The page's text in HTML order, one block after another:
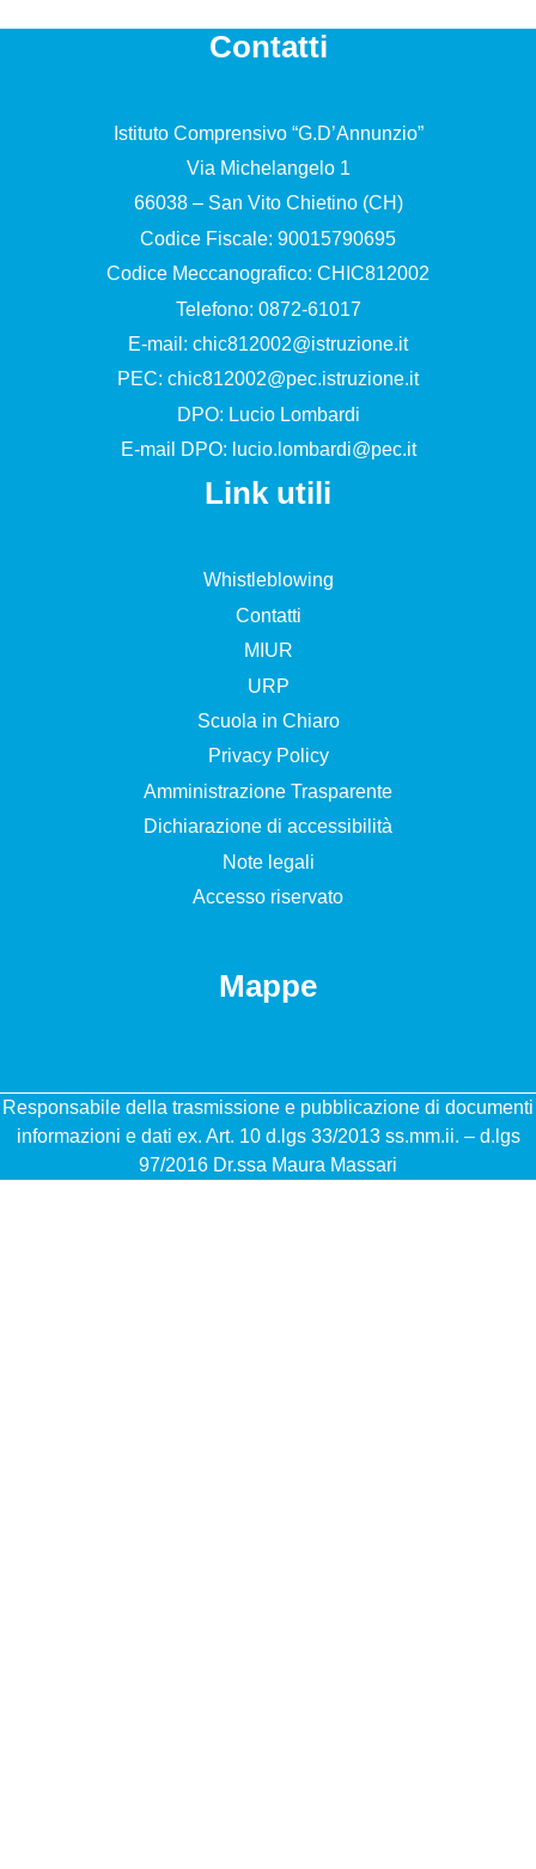
Contatti
Istituto Comprensivo “G.D’Annunzio”
Via Michelangelo 1
66038 – San Vito Chietino (CH)
Codice Fiscale: 90015790695
Codice Meccanografico: CHIC812002
Telefono: 0872-61017
E-mail: chic812002@istruzione.it
PEC: chic812002@pec.istruzione.it
DPO: Lucio Lombardi
E-mail DPO: lucio.lombardi@pec.it
Link utili
Whistleblowing
Contatti
MIUR
URP
Scuola in Chiaro
Privacy Policy
Amministrazione Trasparente
Dichiarazione di accessibilità
Note legali
Accesso riservato
Mappe
Responsabile della trasmissione e pubblicazione di documenti
informazioni e dati ex. Art. 10 d.lgs 33/2013 ss.mm.ii. – d.lgs
97/2016 Dr.ssa Maura Massari